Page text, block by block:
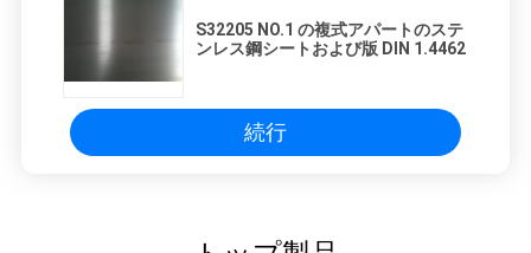
S32205 NO.1 の複式アパートのステ
ンレス鋼シートおよび版 DIN 1.4462
続行